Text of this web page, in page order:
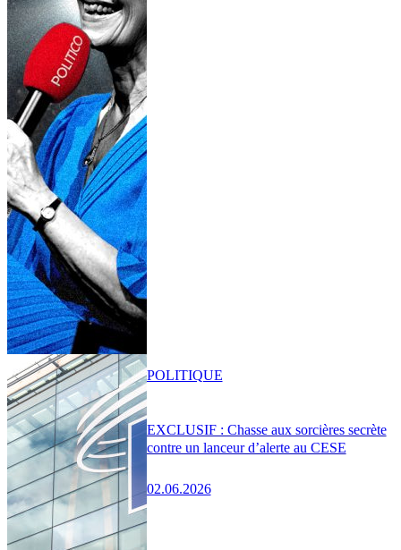
EXCLUSIF : Chasse aux sorcières secrète
contre un lanceur d’alerte au CESE
02.06.2026
POLITIQUE